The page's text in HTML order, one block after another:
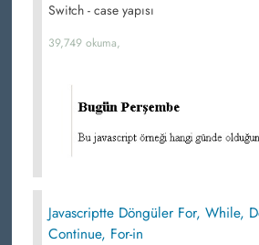
Switch - case yapısı
39,749 okuma,
Javascriptte Döngüler For, While,
Continue, For-in